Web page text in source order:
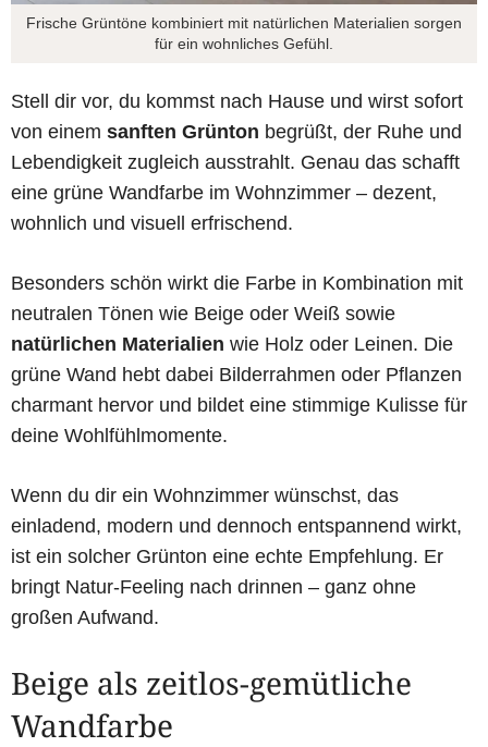
Frische Grüntöne kombiniert mit natürlichen Materialien sorgen
für ein wohnliches Gefühl.
Stell dir vor, du kommst nach Hause und wirst sofort
von einem sanften Grünton begrüßt, der Ruhe und
Lebendigkeit zugleich ausstrahlt. Genau das schafft
eine grüne Wandfarbe im Wohnzimmer – dezent,
wohnlich und visuell erfrischend.
Besonders schön wirkt die Farbe in Kombination mit
neutralen Tönen wie Beige oder Weiß sowie
natürlichen Materialien wie Holz oder Leinen. Die
grüne Wand hebt dabei Bilderrahmen oder Pflanzen
charmant hervor und bildet eine stimmige Kulisse für
deine Wohlfühlmomente.
Wenn du dir ein Wohnzimmer wünschst, das
einladend, modern und dennoch entspannend wirkt,
ist ein solcher Grünton eine echte Empfehlung. Er
bringt Natur-Feeling nach drinnen – ganz ohne
großen Aufwand.
Beige als zeitlos-gemütliche
Wandfarbe